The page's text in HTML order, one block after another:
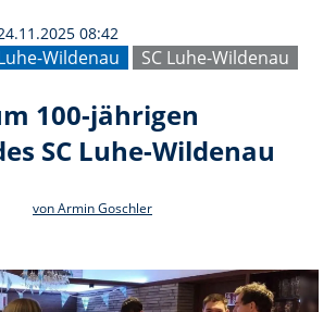
Wildenau SC Luhe-Wildenau
08:42
100-jährigen
SC Luhe-Wildenau
von Armin Goschler